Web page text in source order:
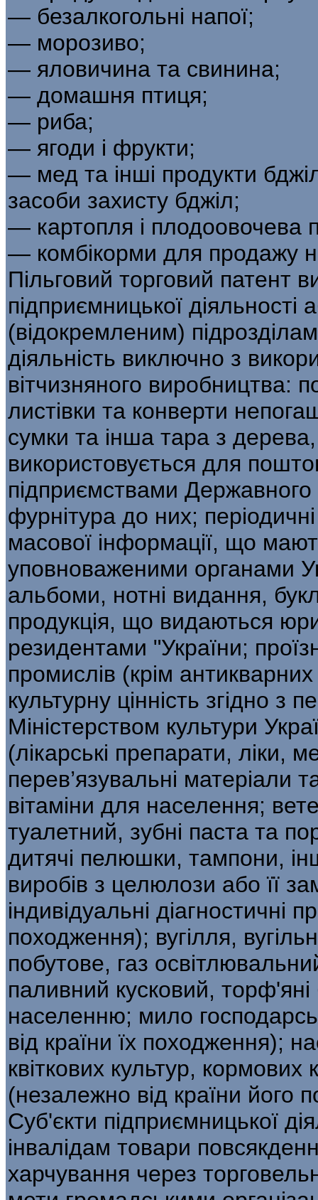
— безалкогольні напої;
— морозиво;
— яловичина та свинина;
— домашня птиця;
— риба;
— ягоди і фрукти;
— мед та інші продукти
засоби захисту бджіл;
— картопля і плодоовочева
— комбікорми для продажу
Пільговий торговий патент
підприємницької діяльності
(відокремленим)
діяльність виключно з
вітчизняного виробництва:
листівки та конверти
сумки та інша тара з
використовується для
підприємствами Державного
фурнітура до них;
масової інформації, що
уповноваженими органами
альбоми, нотні видання,
продукція, що видаються
резидентами "України;
промислів (крім
культурну цінність згідно
Міністерством культури
(лікарські препарати, ліки,
перев’язувальні матеріали
вітаміни для населення;
туалетний, зубні паста та
дитячі пелюшки, тампони,
виробів з целюлози або її
індивідуальні діагностичні
походження); вугілля,
побутове, газ
паливний кусковий,
населенню; мило
від країни їх походження);
квіткових культур, кормових
(незалежно від країни його
Суб'єкти підприємницької
інвалідам товари
харчування через